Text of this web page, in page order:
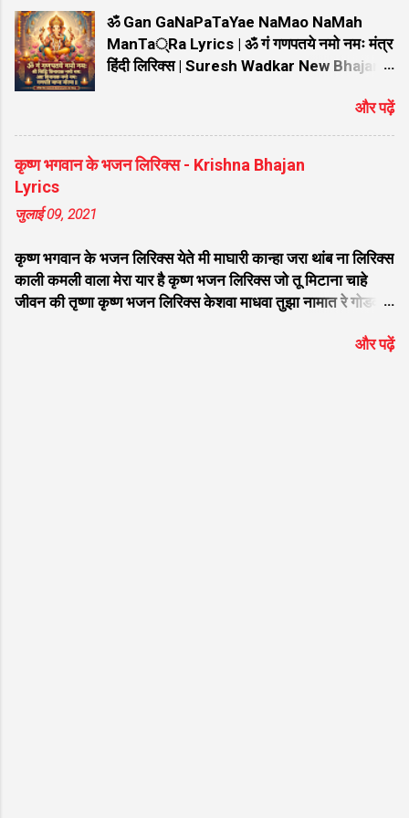
भोग लगाना होगा भोले मेरी कुटिया में आना होगा डम डम डमर...
ॐ Gan GaNaPaTaYae NaMao NaMah
ManTa्Ra Lyrics | ॐ गं गणपतये नमो नमः मंत्र
हिंदी लिरिक्स | Suresh Wadkar New Bhajan
ManTRa Lyrics | ॐ गं गणपतये नमो नमः मंत्र
हिंदी लिरिक्स | Suresh Wadkar New Bhajan
ॐ गं गणपतये नमो नमः मंत्र Lyrics: गणेश जी को
समर्पित यह विख्यात और हृदयस्पर्शी भजन भक्तों के
ढूंढ रहे हैं, तो आप बिल्कुल सही जगह आए हैं। प्रसिद्ध
गायक Suresh Wadkar की सुरीली आवाज और ""
की शानदार तर्ज पर सजे इस भजन को सुनने से मन को
जी के भजन" के अंतर्गत आने वाले भजन के शुद्ध हिंदी
और पढ़ें
कृष्ण भगवान के भजन लिरिक्स - Krishna Bhajan
Lyrics
जुलाई 09, 2021
कृष्ण भगवान के भजन लिरिक्स येते मी माघारी कान्हा जरा थांब ना लिरिक्स
काली कमली वाला मेरा यार है कृष्ण भजन लिरिक्स जो तू मिटाना चाहे
जीवन की तृष्णा कृष्ण भजन लिरिक्स केशवा माधवा तुझा नामात रे गोडवा
से सब काम हो रहा है भजन लिरिक्स दिल में तू श्याम नाम की जरा ज्योति
और पढ़ें